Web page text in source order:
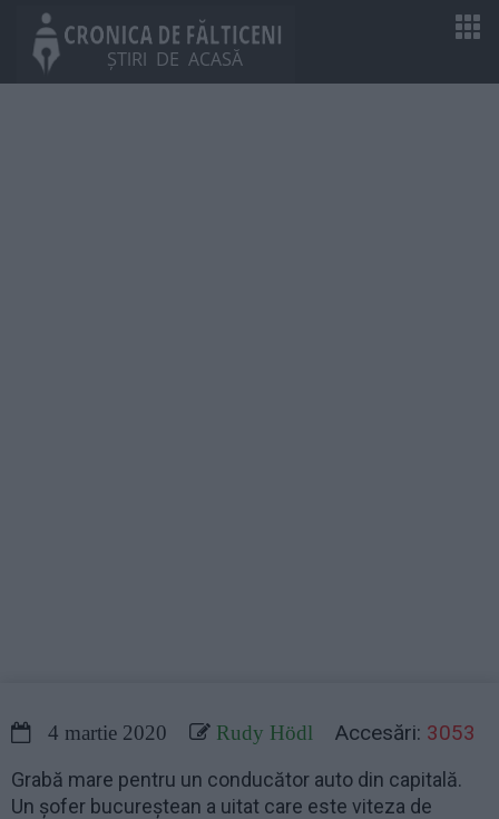
4 martie 2020 Rudy Hödl Accesări: 3053
Grabă mare pentru un conducător auto din capitală.
Un șofer bucureștean a uitat care este viteza de